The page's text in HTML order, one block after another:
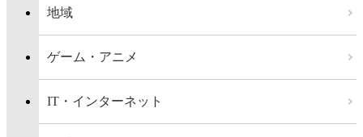
地域
ゲーム・アニメ
IT・インターネット